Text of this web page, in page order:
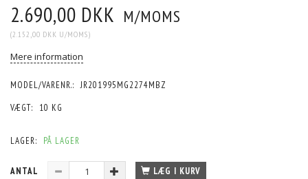
2.690,00 DKK M/MOMS
(2.152,00 DKK U/MOMS)
Mere information
MODEL/VARENR.: JR201995MG2274MBZ
VÆGT:
10 KG
LAGER: PÅ LAGER
ANTAL LÆG I KURV